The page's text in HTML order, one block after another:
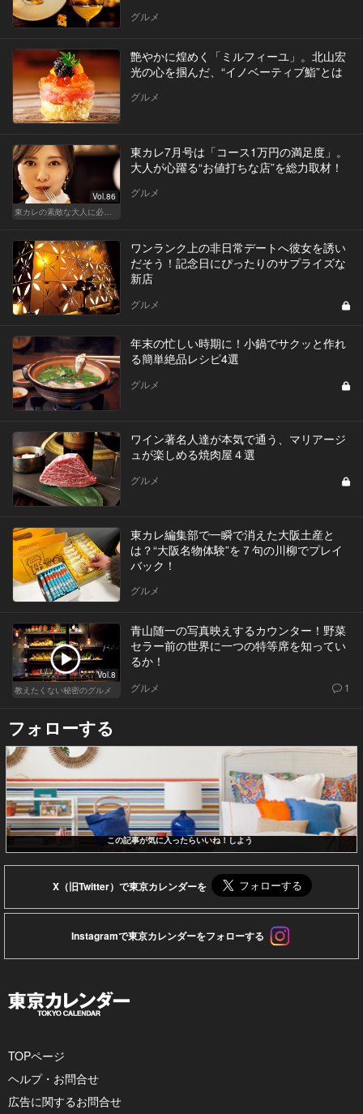
グルメ
艶やかに煌めく「ミルフィーユ」。北山宏
光の心を掴んだ、“イノベーティブ鮨”とは
グルメ
Vol.86
東カレ7月号は「コース1万円の満足度」。
大人が心躍る“お値打ちな店”を総力取材！
グルメ
ワンランク上の非日常デートへ彼女を誘い
だそう！記念日にぴったりのサプライズな
新店
グルメ
年末の忙しい時期に！小鍋でサクッと作れ
る簡単絶品レシピ4選
グルメ
ワイン著名人達が本気で通う、マリアージ
ュが楽しめる焼肉屋４選
グルメ
東カレ編集部で一瞬で消えた大阪土産と
は？“大阪名物体験”を７句の川柳でプレイ
バック！
グルメ
Vol.8
教えたくない秘密のグルメ
青山随一の写真映えするカウンター！野菜
セラー前の世界に一つの特等席を知ってい
るか！
グルメ 1
フォローする
この記事が気に入ったらいいね！しよう
X（旧Twitter）で東京カレンダーを
Instagramで東京カレンダーをフォローする
TOPページ
ヘルプ・お問合せ
広告に関するお問合せ